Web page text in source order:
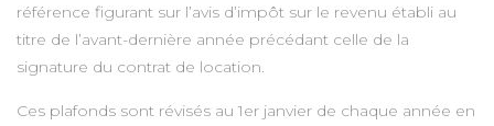
référence figurant sur l’avis d’impôt sur le revenu établi au
titre de l’avant-dernière année précédant celle de la
signature du contrat de location.
Ces plafonds sont révisés au 1er janvier de chaque année en